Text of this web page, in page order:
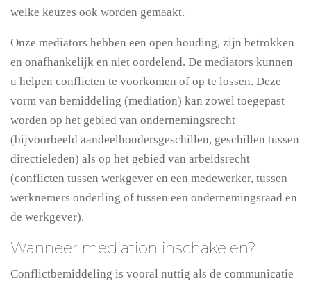
welke keuzes ook worden gemaakt.
Onze mediators hebben een open houding, zijn betrokken
en onafhankelijk en niet oordelend. De mediators kunnen
u helpen conflicten te voorkomen of op te lossen. Deze
vorm van bemiddeling (mediation) kan zowel toegepast
worden op het gebied van ondernemingsrecht
(bijvoorbeeld aandeelhoudersgeschillen, geschillen tussen
directieleden) als op het gebied van arbeidsrecht
(conflicten tussen werkgever en een medewerker, tussen
werknemers onderling of tussen een ondernemingsraad en
de werkgever).
Wanneer mediation inschakelen?
Conflictbemiddeling is vooral nuttig als de communicatie